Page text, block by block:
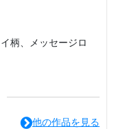
柄、メッセージロ
他の作品を見る